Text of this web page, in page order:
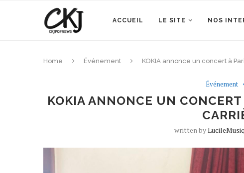
ACCUEIL LE SITE NOS
Home Événement KOKIA annonce un concert à
Événement
KOKIA ANNONCE UN
written by